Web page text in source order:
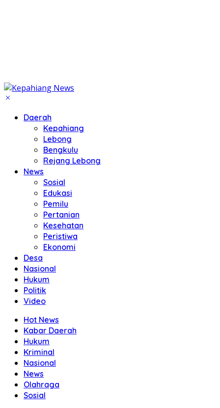
Daerah
Kepahiang
Lebong
Bengkulu
Rejang Lebong
News
Sosial
Edukasi
Pemilu
Pertanian
Kesehatan
Peristiwa
Ekonomi
Desa
Nasional
Hukum
Politik
Video
Hot News
Kabar Daerah
Hukum
Kriminal
Nasional
News
Olahraga
Sosial